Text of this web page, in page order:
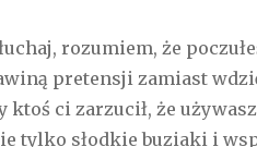
rozumiem, że
pretensji zamiast
ktoś ci zarzucił, że
tylko słodkie buziaki i